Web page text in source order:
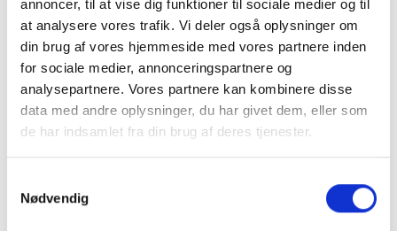
annoncer, til at vise dig funktioner til sociale medier og til
at analysere vores trafik. Vi deler også oplysninger om
din brug af vores hjemmeside med vores partnere inden
for sociale medier, annonceringspartnere og
analysepartnere. Vores partnere kan kombinere disse
data med andre oplysninger, du har givet dem, eller som
de har indsamlet fra din brug af deres tjenester.
Nødvendig